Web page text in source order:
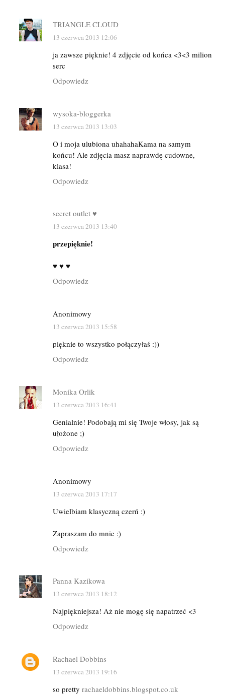
TRIANGLE CLOUD
13 czerwca 2013 12:06
ja zawsze pięknie! 4 zdjęcie od końca <3<3 milion
serc
Odpowiedz
wysoka-bloggerka
13 czerwca 2013 13:03
O i moja ulubiona uhahahaKama na samym
końcu! Ale zdjęcia masz naprawdę cudowne,
klasa!
Odpowiedz
secret outlet ♥
13 czerwca 2013 13:40
przepięknie!
♥ ♥ ♥
Odpowiedz
Anonimowy
13 czerwca 2013 15:58
pięknie to wszystko połączyłaś :))
Odpowiedz
Monika Orlik
13 czerwca 2013 16:41
Genialnie! Podobają mi się Twoje włosy, jak są
ułożone ;)
Odpowiedz
Anonimowy
13 czerwca 2013 17:17
Uwielbiam klasyczną czerń :)
Zapraszam do mnie :)
Odpowiedz
Panna Kazikowa
13 czerwca 2013 18:12
Najpiękniejsza! Aż nie mogę się napatrzeć <3
Odpowiedz
Rachael Dobbins
13 czerwca 2013 19:16
so pretty rachaeldobbins.blogspot.co.uk